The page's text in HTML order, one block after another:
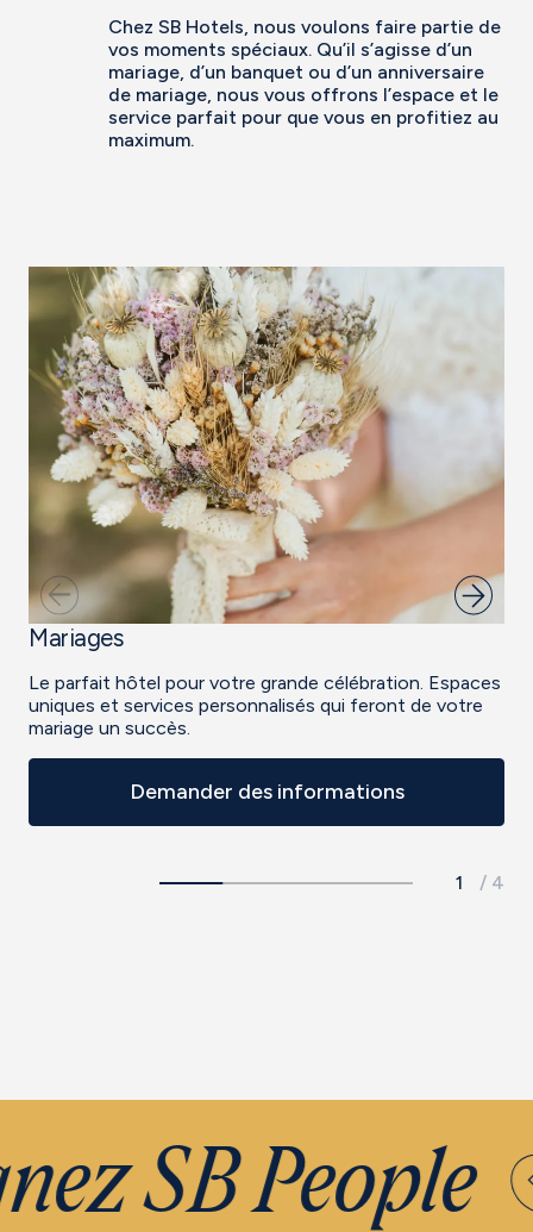
Chez SB Hotels, nous voulons faire partie de
vos moments spéciaux. Qu’il s’agisse d’un
mariage, d’un banquet ou d’un anniversaire
de mariage, nous vous offrons l’espace et le
service parfait pour que vous en profitiez au
maximum.
Mariages
Le parfait hôtel pour votre grande célébration. Espaces
uniques et services personnalisés qui feront de votre
mariage un succès.
Demander des informations
SB People